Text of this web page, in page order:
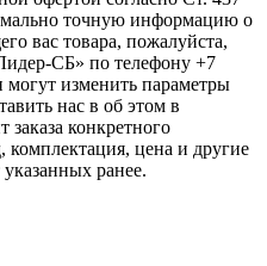
точную информацию о
вас товара, пожалуйста,
СБ» по телефону +7
изменить параметры
нас в об этом в
заказа конкретного
цена и другие
ранее.